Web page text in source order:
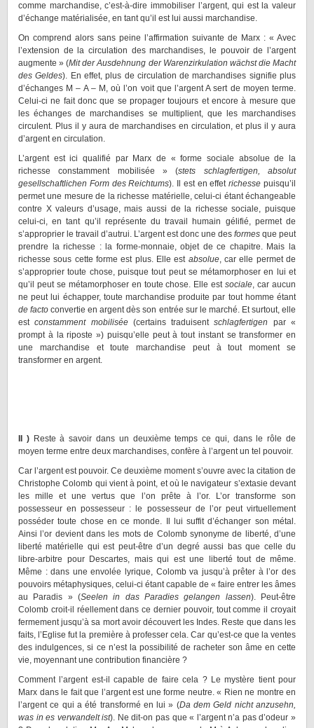
comme marchandise, c’est-à-dire immobiliser l’argent, qui est la valeur
d’échange matérialisée, en tant qu’il est lui aussi marchandise.
On comprend alors sans peine l’affirmation suivante de Marx : « Avec
l’extension de la circulation des marchandises, le pouvoir de l’argent
augmente » (Mit der Ausdehnung der Warenzirkulation wächst die Macht
des Geldes). En effet, plus de circulation de marchandises signifie plus
d’échanges M – A – M, où l’on voit que l’argent A sert de moyen terme.
Celui-ci ne fait donc que se propager toujours et encore à mesure que
les échanges de marchandises se multiplient, que les marchandises
circulent. Plus il y aura de marchandises en circulation, et plus il y aura
d’argent en circulation.
L’argent est ici qualifié par Marx de « forme sociale absolue de la
richesse constamment mobilisée » (stets schlagfertigen, absolut
gesellschaftlichen Form des Reichtums). Il est en effetrichesse puisqu’il
permet une mesure de la richesse matérielle, celui-ci étant échangeable
contre X valeurs d’usage, mais aussi de la richesse sociale, puisque
celui-ci, en tant qu’il représente du travail humain gélifié, permet de
s’approprier le travail d’autrui. L’argent est donc une des formes que peut
prendre la richesse : la forme-monnaie, objet de ce chapitre. Mais la
richesse sous cette forme est plus. Elle est absolue, car elle permet de
s’approprier toute chose, puisque tout peut se métamorphoser en lui et
qu’il peut se métamorphoser en toute chose. Elle estsociale, car aucun
ne peut lui échapper, toute marchandise produite par tout homme étant
de facto convertie en argent dès son entrée sur le marché. Et surtout, elle
estconstamment mobilisée(certains traduisentschlagfertigen
par «
prompt à la riposte ») puisqu’elle peut à tout instant se transformer en
une marchandise et toute marchandise peut à tout moment se
transformer en argent.
II ) Reste à savoir dans un deuxième temps ce qui, dans le rôle de
moyen terme entre deux marchandises, confère à l’argent un tel pouvoir.
Car l’argent est pouvoir. Ce deuxième moment s’ouvre avec la citation de
Christophe Colomb qui vient à point, et où le navigateur s’extasie devant
les mille et une vertus que l’on prête à l’or. L’or transforme son
possesseur en possesseur : le possesseur de l’or peut virtuellement
posséder toute chose en ce monde. Il lui suffit d’échanger son métal.
Ainsi l’or devient dans les mots de Colomb synonyme de liberté, d’une
liberté matérielle qui est peut-être d’un degré aussi bas que celle du
libre-arbitre pour Descartes, mais qui est une liberté tout de même.
Même : dans une envolée lyrique, Colomb va jusqu’à prêter à l’or des
pouvoirs métaphysiques, celui-ci étant capable de « faire entrer les âmes
au Paradis » (Seelen in das Paradies gelangen lassen). Peut-être
Colomb croit-il réellement dans ce dernier pouvoir, tout comme il croyait
fermement jusqu’à sa mort avoir découvert les Indes. Reste que dans les
faits, l’Eglise fut la première à professer cela. Car qu’est-ce que la ventes
des indulgences, si ce n’est la possibilité de racheter son âme en cette
vie, moyennant une contribution financière ?
Comment l’argent est-il capable de faire cela ? Le mystère tient pour
Marx dans le fait que l’argent est une forme neutre. « Rien ne montre en
l’argent ce qui a été transformé en lui » (Da dem Geld nicht anzusehn,
was in es verwandelt ist). Ne dit-on pas que « l’argent n’a pas d’odeur »